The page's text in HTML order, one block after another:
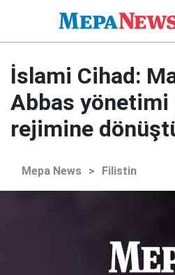
İslami Cihad:
Abbas yönetimi
rejimine
Mepa News > Filistin